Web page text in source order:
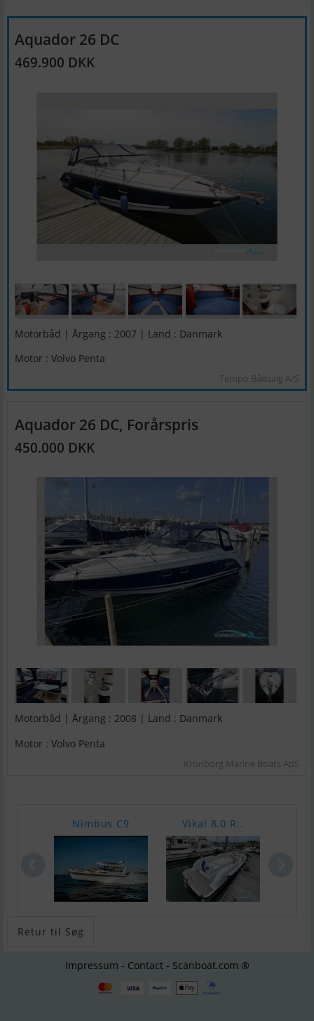
Aquador 26 DC
469.900 DKK
Motorbåd | Årgang : 2007 | Land : Danmark
Motor : Volvo Penta
Tempo Bådsalg A/S
Aquador 26 DC, Forårspris
450.000 DKK
Motorbåd | Årgang : 2008 | Land : Danmark
Motor : Volvo Penta
Kronborg Marine Boats ApS
Nimbus C9 Vikal 8.0 R..
Retur til Søg
Impressum - Contact - Scanboat.com ®